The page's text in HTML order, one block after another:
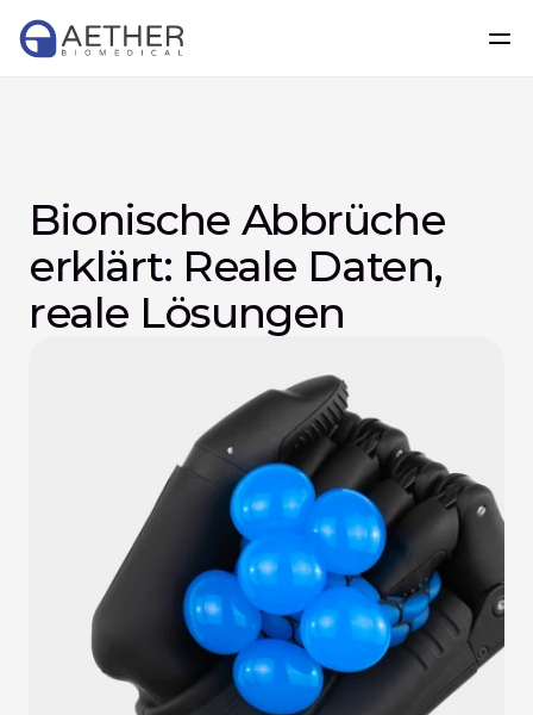
Bionische Abbrüche
erklärt: Reale Daten,
reale Lösungen